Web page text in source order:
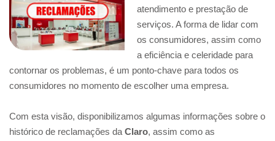
atendimento e prestação de
serviços. A forma de lidar com
os consumidores, assim como
a eficiência e celeridade para
contornar os problemas, é um ponto-chave para todos os
consumidores no momento de escolher uma empresa.
Com esta visão, disponibilizamos algumas informações sobre o
histórico de reclamações da Claro, assim como as